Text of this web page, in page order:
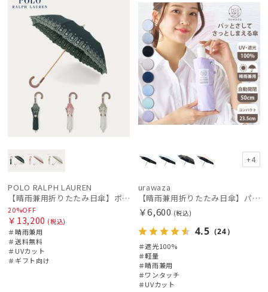
N
POLO RALPH LAUREN
【晴雨兼用折りたたみ日傘】ポロ ラルフ ローレン (POLO RALPH LAUREN) フローラル刺繍 遮光 遮熱 UV
20%OFF
￥13,200 (税込)
＃晴雨兼用
＃送料無料
＃UVカット
＃ギフト向け
+4
urawaza
【晴雨兼用折りたたみ日傘】パッとさして、サッとしまえる傘コワザ(kowaza) プレーン 50 遮光100% UV100% 自動開閉傘 ワンタッチ
￥6,600 (税込)
4.5 （24）
＃遮光100%
＃軽量
＃晴雨兼用
＃ワンタッチ
＃UVカット